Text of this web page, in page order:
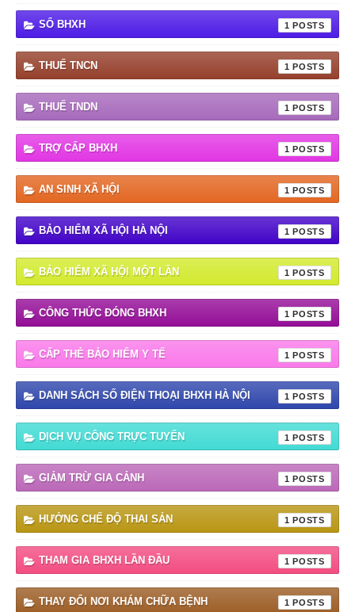
SỔ BHXH 1
THUẾ TNCN 1
THUẾ TNDN 1
TRỢ CẤP BHXH 1
AN SINH XÃ HỘI 1
BẢO HIỂM XÃ HỘI HÀ NỘI 1
BẢO HIỂM XÃ HỘI MỘT LẦN 1
CÔNG THỨC ĐÓNG BHXH 1
CẤP THẺ BẢO HIỂM Y TẾ 1
DANH SÁCH SỐ ĐIỆN THOẠI BHXH HÀ NỘI 1
DỊCH VỤ CÔNG TRỰC TUYẾN 1
GIẢM TRỪ GIA CẢNH 1
HƯỞNG CHẾ ĐỘ THAI SẢN 1
THAM GIA BHXH LẦN ĐẦU 1
THAY ĐỔI NƠI KHÁM CHỮA BỆNH 1